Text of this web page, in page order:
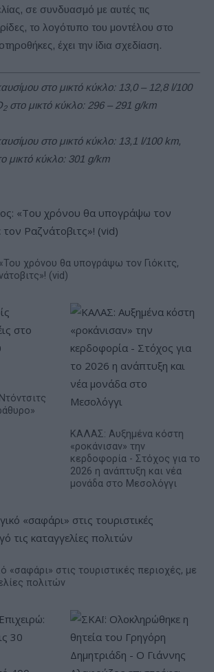
σε συνδυασμό με αυτές τις
το λογότυπο του μοντέλου στο
έχει την ίδια σχεδίαση.
στο μικτό κύκλο: 13,0 – 12,8 l/100
2στο μικτό κύκλο: 296 – 291 g/km
στο μικτό κύκλο: 13,1 l/100 km,
μικτό κύκλο: 301 g/km
χρόνου θα υπογράψω τον Γιόκιτς,
(vid)
ΚΑΛΑΣ: Αυξημένα κόστη
«ροκάνισαν» την
κερδοφορία - Στόχος για το
2026 η ανάπτυξη και νέα
μονάδα στο Μεσολόγγι
στις τουριστικές περιοχές, με
πολιτών